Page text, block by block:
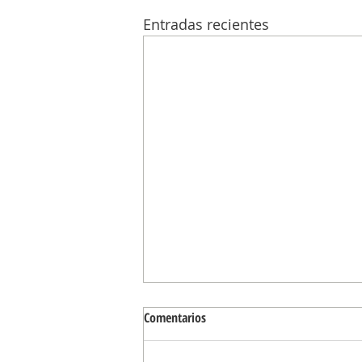
Entradas recientes
Comentarios